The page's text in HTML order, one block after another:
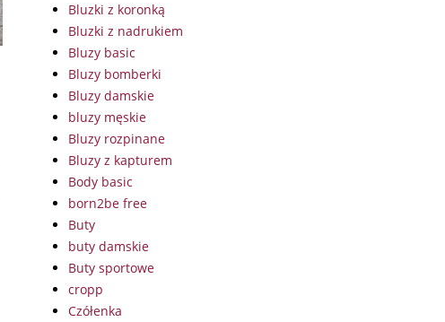
Bluzki z koronką
Bluzki z nadrukiem
Bluzy basic
Bluzy bomberki
Bluzy damskie
bluzy męskie
Bluzy rozpinane
Bluzy z kapturem
Body basic
born2be free
Buty
buty damskie
Buty sportowe
cropp
Czółenka